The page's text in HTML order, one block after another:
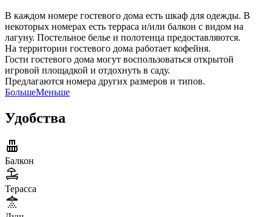
В каждом номере гостевого дома есть шкаф для одежды. В
некоторых номерах есть терраса и/или балкон с видом на
лагуну. Постельное белье и полотенца предоставляются.
На территории гостевого дома работает кофейня.
Гости гостевого дома могут воспользоваться открытой
игровой площадкой и отдохнуть в саду.
Предлагаются номера других размеров и типов.
БольшеМеньше
Удобства
Балкон
Терасса